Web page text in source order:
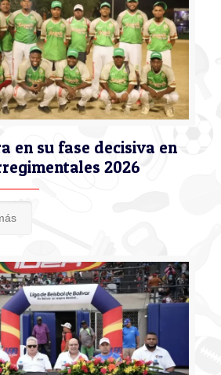
en su fase decisiva en
2026